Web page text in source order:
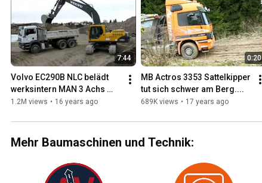
7:44
Volvo EC290B NLC belädt
werksintern MAN 3 Achs
Kipper (F90, F2000 und TGA)
1.2M views • 16 years ago
0:20
MB Actros 3353 Sattelkipper
tut sich schwer am Berg....
689K views • 17 years ago
Mehr Baumaschinen und Technik: